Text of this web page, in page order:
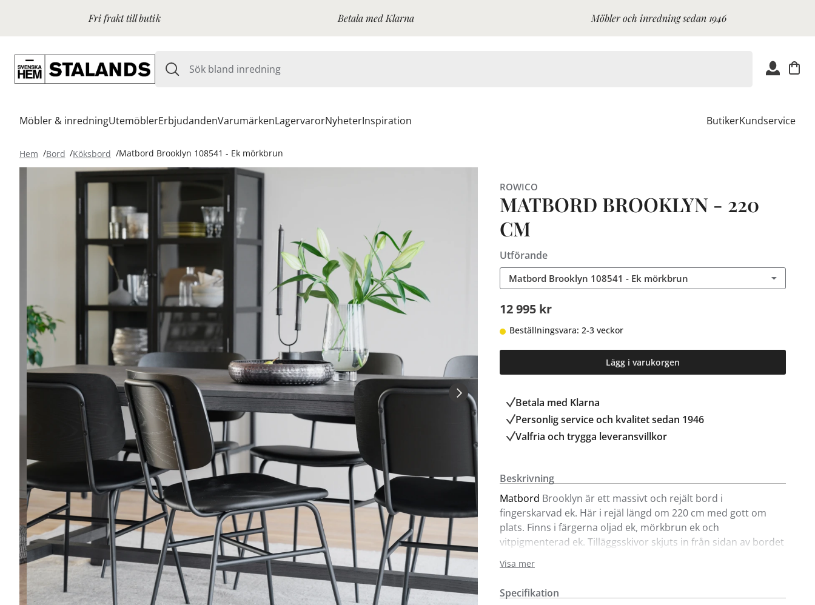
Fri frakt till butik Betala med Klarna Möbler och inredning sedan 1946
Möbler & inredningUtemöblerErbjudandenVarumärkenLagervarorNyheterInspiration ButikerKundservice
Hem Bord Köksbord Matbord Brooklyn 108541 - Ek mörkbrun
ROWICO
MATBORD BROOKLYN - 220
CM
Utförande
Matbord Brooklyn 108541 - Ek mörkbrun
12 995 kr
Beställningsvara: 2-3 veckor
Lägg i varukorgen
Betala med Klarna
Personlig service och kvalitet sedan 1946
Valfria och trygga leveransvillkor
Beskrivning
Matbord Brooklyn är ett massivt och rejält bord i
fingerskarvad ek. Här i rejäl längd om 220 cm med gott om
plats. Finns i färgerna oljad ek, mörkbrun ek och
vitpigmenterad ek. Tilläggsskivor skjuts in från sidan av bordet
sideboard, skåp, soffbord samt TV-bänk.
Visa mer
Specifikation